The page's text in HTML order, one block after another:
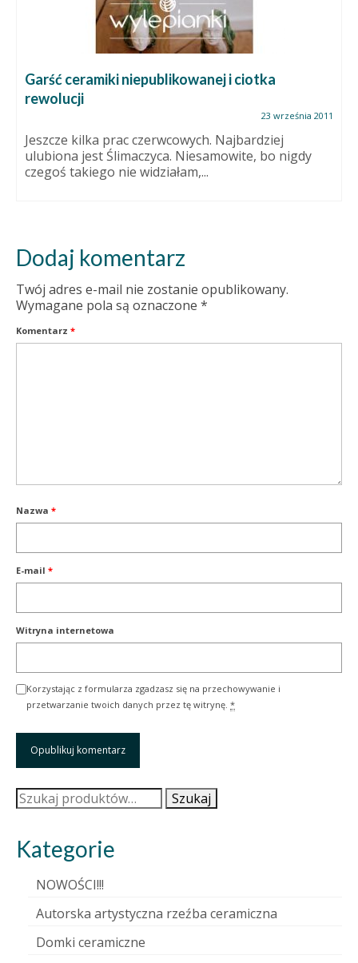
Garść ceramiki niepublikowanej i ciotka
rewolucji
23 września 2011
Jeszcze kilka prac czerwcowych. Najbardziej
ulubiona jest Ślimaczyca. Niesamowite, bo nigdy
czegoś takiego nie widziałam,...
Dodaj komentarz
Twój adres e-mail nie zostanie opublikowany.
Wymagane pola są oznaczone *
Komentarz *
Nazwa *
E-mail *
Witryna internetowa
Korzystając z formularza zgadzasz się na przechowywanie i
przetwarzanie twoich danych przez tę witrynę. *
Szukaj: Szukaj
Kategorie
NOWOŚCI!!!
Autorska artystyczna rzeźba ceramiczna
Domki ceramiczne